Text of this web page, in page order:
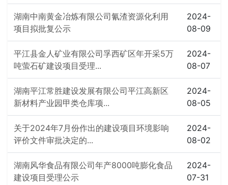
湖南中南黄金冶炼有限公司氰渣资源化利用
项目拟批复公示
2024-
08-09
平江县金人矿业有限公司孚西矿区年开采5万
吨萤石矿建设项目受理...
2024-
08-07
湖南平江常胜建设发展有限公司平江高新区
新材料产业园甲类仓库项...
2024-
08-05
关于2024年7月份作出的建设项目环境影响
评价文件审批决定的...
2024-
08-02
湖南风华食品有限公司年产8000吨膨化食品
建设项目受理公示
2024-
07-31